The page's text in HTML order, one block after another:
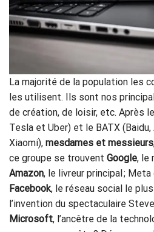
La majorité de la population les
les utilisent. Ils sont nos
de création, de loisir, etc. Après
Tesla et Uber) et le BATX
Xiaomi), mesdames et
ce groupe se trouvent Google, le
Amazon, le livreur principal ;
Facebook, le réseau social le
l’invention du spectaculaire
Microsoft, l’ancêtre de la